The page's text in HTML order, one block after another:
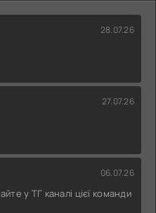
28.07.26
27.07.26
06.07.26
у ТГ каналі цієї команди